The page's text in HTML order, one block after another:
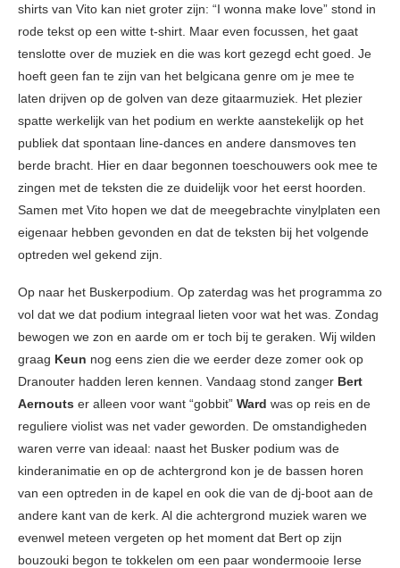
shirts van Vito kan niet groter zijn: “I wonna make love” stond in
rode tekst op een witte t-shirt. Maar even focussen, het gaat
tenslotte over de muziek en die was kort gezegd echt goed. Je
hoeft geen fan te zijn van het belgicana genre om je mee te
laten drijven op de golven van deze gitaarmuziek. Het plezier
spatte werkelijk van het podium en werkte aanstekelijk op het
publiek dat spontaan line-dances en andere dansmoves ten
berde bracht. Hier en daar begonnen toeschouwers ook mee te
zingen met de teksten die ze duidelijk voor het eerst hoorden.
Samen met Vito hopen we dat de meegebrachte vinylplaten een
eigenaar hebben gevonden en dat de teksten bij het volgende
optreden wel gekend zijn.
Op naar het Buskerpodium. Op zaterdag was het programma zo
vol dat we dat podium integraal lieten voor wat het was. Zondag
bewogen we zon en aarde om er toch bij te geraken. Wij wilden
graag Keun nog eens zien die we eerder deze zomer ook op
Dranouter hadden leren kennen. Vandaag stond zanger Bert
Aernouts er alleen voor want “gobbit” Ward was op reis en de
reguliere violist was net vader geworden. De omstandigheden
waren verre van ideaal: naast het Busker podium was de
kinderanimatie en op de achtergrond kon je de bassen horen
van een optreden in de kapel en ook die van de dj-boot aan de
andere kant van de kerk. Al die achtergrond muziek waren we
evenwel meteen vergeten op het moment dat Bert op zijn
bouzouki begon te tokkelen om een paar wondermooie Ierse